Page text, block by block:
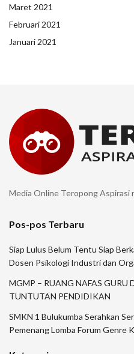
Maret 2021
Februari 2021
Januari 2021
Media Online Teropong Aspirasi
Pos-pos Terbaru
Siap Lulus Belum Tentu Siap
Dosen Psikologi Industri dan
MGMP – RUANG NAFAS GURU
TUNTUTAN PENDIDIKAN
SMKN 1 Bulukumba Serahkan
Pemenang Lomba Forum Genre